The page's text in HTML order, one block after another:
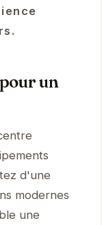
un
d'une
modernes
une